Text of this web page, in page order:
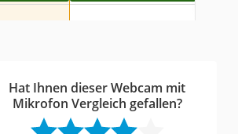
Hat Ihnen dieser Webcam mit
Mikrofon Vergleich gefallen?